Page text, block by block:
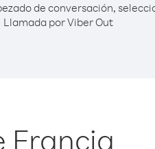
de conversación,
Llamada por Viber Out
Francia